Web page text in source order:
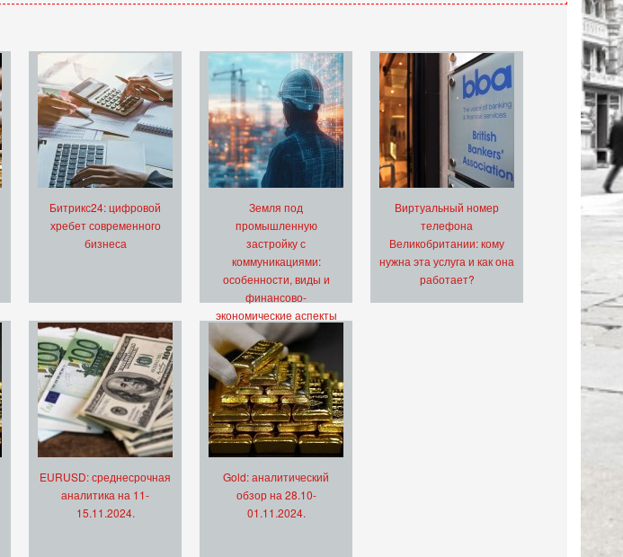
Битрикс24: цифровой
хребет современного
бизнеса
Земля под
промышленную
застройку с
коммуникациями:
особенности, виды и
финансово-
экономические аспекты
Виртуальный номер
телефона
Великобритании: кому
нужна эта услуга и как она
работает?
EURUSD: среднесрочная
аналитика на 11-
15.11.2024.
Gold: аналитический
обзор на 28.10-
01.11.2024.